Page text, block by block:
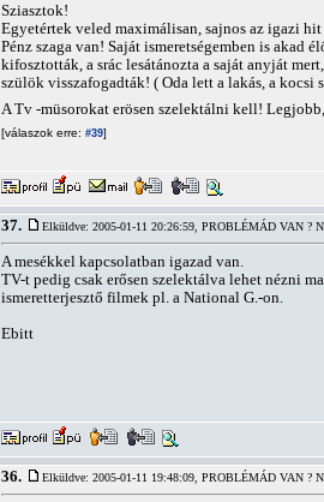
Sziasztok!
Egyetértek veled maximálisan, sajnos az igazi
Pénz szaga van! Saját ismeretségemben is
kifosztották, a srác lesátánozta a saját anyját
szülök visszafogadták! ( Oda lett a lakás, a kocsi
A Tv -müsorokat erösen szelektálni kell!
[válaszok erre: #39]
37. Elküldve: 2005-01-11 20:26:59, PROBLÉMÁD VAN ?
A mesékkel kapcsolatban igazad van.
TV-t pedig csak erősen szelektálva lehet nézni
ismeretterjesztő filmek pl. a National G.-on.
Ebitt
36. Elküldve: 2005-01-11 19:48:09, PROBLÉMÁD VAN ?